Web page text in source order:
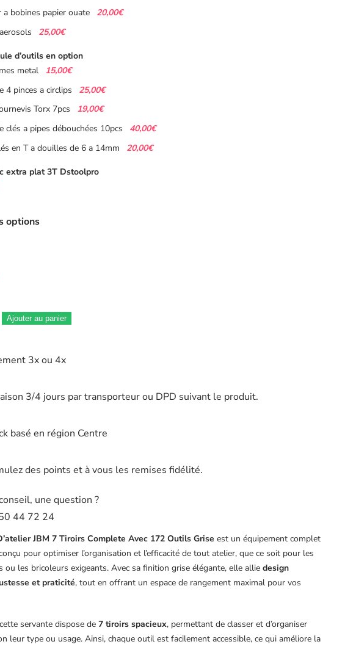
a bobines papier ouate
20,00€
25,00€
d’outils en option
metal
15,00€
4 pinces a circlips
25,00€
Torx 7pcs
19,00€
clés a pipes débouchées 10pcs
40,00€
en T a douilles de 6 a 14mm
20,00€
extra plat 3T Dstoolpro
options
Ajouter au panier
3x ou 4x
3/4 jours par transporteur ou DPD suivant le produit.
basé en région Centre
des points et à vous les remises fidélité.
une question ?
44 72 24
JBM 7 Tiroirs Complete Avec 172 Outils Grise est un équipement complet
pour optimiser l’organisation et l’efficacité de tout atelier, que ce soit pour les
ou les bricoleurs exigeants. Avec sa finition grise élégante, elle allie design
et praticité, tout en offrant un espace de rangement maximal pour vos
servante dispose de 7 tiroirs spacieux, permettant de classer et d’organiser
leur type ou usage. Ainsi, chaque outil est facilement accessible, ce qui améliore la